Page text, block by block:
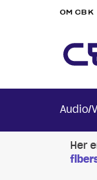
OM CBK
Audio/
Her